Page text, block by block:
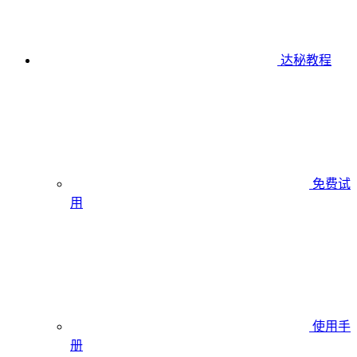
达秘教程
免费试
用
使用手
册